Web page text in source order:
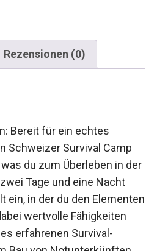
Rezensionen (0)
Bereit für ein echtes
Schweizer Survival Camp
du zum Überleben in
zwei Tage und eine
Welt ein, in der du den
bist und dabei wertvolle
eines erfahrenen
Vom Bau von